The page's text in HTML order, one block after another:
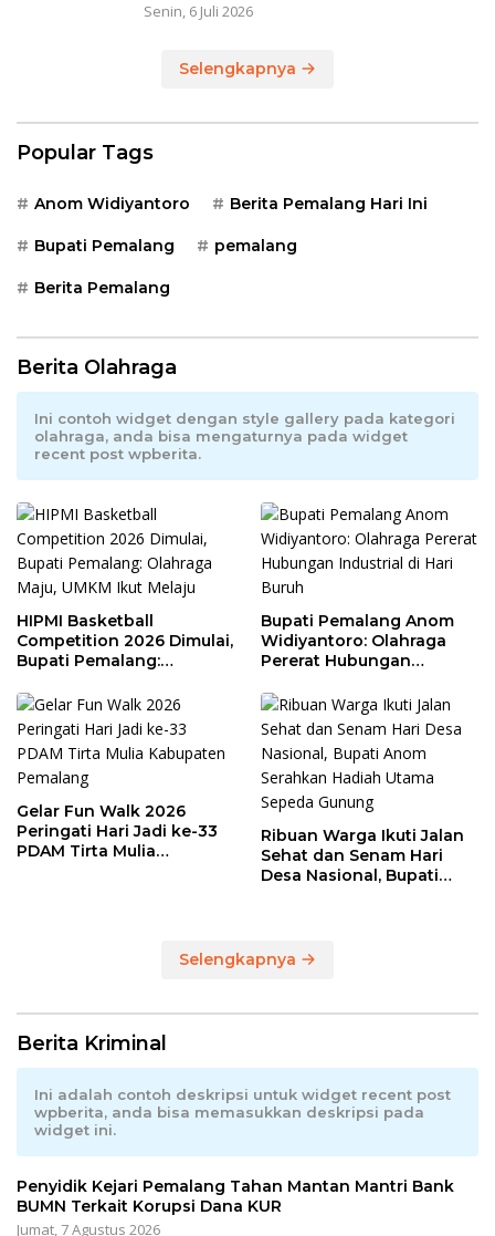
Senin, 6 Juli 2026
Selengkapnya
Popular Tags
Anom Widiyantoro Berita Pemalang Hari Ini
Bupati Pemalang pemalang
Berita Pemalang
Berita Olahraga
Ini contoh widget dengan style gallery pada kategori
olahraga, anda bisa mengaturnya pada widget
recent post wpberita.
HIPMI Basketball
Competition 2026 Dimulai,
Bupati Pemalang:
Melaju
Bupati Pemalang Anom
Widiyantoro: Olahraga
Pererat Hubungan
Gelar Fun Walk 2026
Peringati Hari Jadi ke-33
PDAM Tirta Mulia
Ribuan Warga Ikuti Jalan
Sehat dan Senam Hari
Desa Nasional, Bupati
Selengkapnya
Berita Kriminal
Ini adalah contoh deskripsi untuk widget recent post
wpberita, anda bisa memasukkan deskripsi pada
widget ini.
Penyidik Kejari Pemalang Tahan Mantan Mantri Bank
BUMN Terkait Korupsi Dana KUR
Jumat, 7 Agustus 2026